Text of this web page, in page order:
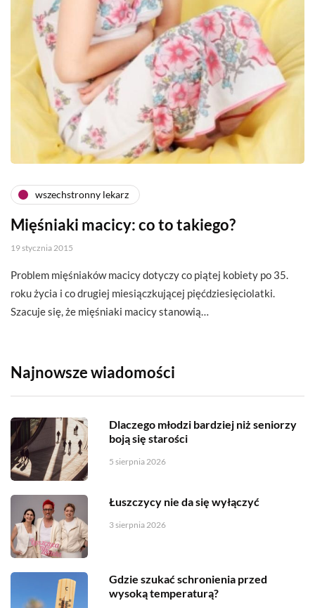
wszechstronny lekarz
Mięśniaki macicy: co to takiego?
19 stycznia 2015
Problem mięśniaków macicy dotyczy co piątej kobiety po 35.
roku życia i co drugiej miesiączkującej pięćdziesięciolatki.
Szacuje się, że mięśniaki macicy stanowią…
Najnowsze wiadomości
Dlaczego młodzi bardziej niż seniorzy
boją się starości
5 sierpnia 2026
Łuszczycy nie da się wyłączyć
3 sierpnia 2026
Gdzie szukać schronienia przed
wysoką temperaturą?